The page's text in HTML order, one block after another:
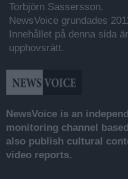
Torbjörn Sassersson.
NewsVoice grundades
Innehållet på denna sida
upphovsrätt.
NewsVoice is an
monitoring channel
also publish cultural
video reports.